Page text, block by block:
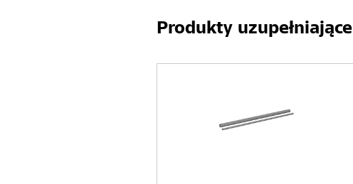
Produkty uzupełniające